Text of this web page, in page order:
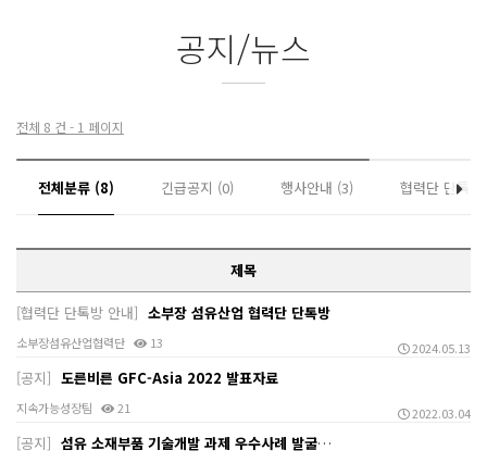
공지/뉴스
전체 8 건 - 1 페이지
전체분류 (8) 긴급공지 (0) 행사안내 (3) 협력단 단톡
제목
[협력단 단톡방 안내] 소부장 섬유산업 협력단 단톡방
소부장섬유산업협력단 13 2024.05.13
[공지] 도른비른 GFC-Asia 2022 발표자료
지속가능성장팀 21 2022.03.04
[공지] 섬유 소재부품 기술개발 과제 우수사례 발굴을 위한 성과…